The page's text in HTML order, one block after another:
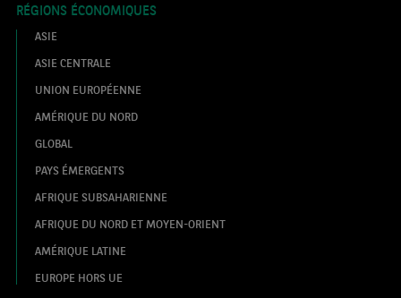
RÉGIONS ÉCONOMIQUES
ASIE
ASIE CENTRALE
UNION EUROPÉENNE
AMÉRIQUE DU NORD
GLOBAL
PAYS ÉMERGENTS
AFRIQUE SUBSAHARIENNE
AFRIQUE DU NORD ET MOYEN-ORIENT
AMÉRIQUE LATINE
EUROPE HORS UE